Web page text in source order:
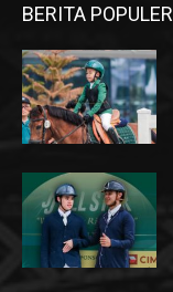
BERITA POPULER